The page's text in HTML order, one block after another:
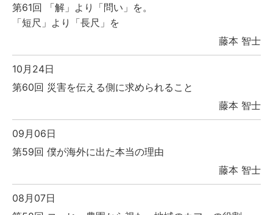
第61回 「解」より「問い」を。
「短尺」より「長尺」を
藤本 智士
10月24日
第60回 災害を伝える側に求められること
藤本 智士
09月06日
第59回 僕が海外に出た本当の理由
藤本 智士
08月07日